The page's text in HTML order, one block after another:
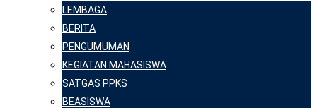
LEMBAGA
BERITA
PENGUMUMAN
KEGIATAN MAHASISWA
SATGAS PPKS
BEASISWA